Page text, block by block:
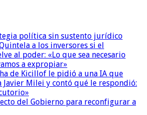
política sin sustento jurídico
a los inversores si el
al poder: «Lo que sea necesario
a expropiar»
de Kicillof le pidió a una IA que
Javier Milei y contó qué le respondió:
del Gobierno para reconfigurar a